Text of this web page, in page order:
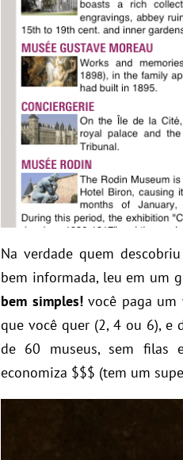
Na verdade quem
bem informada, leu em um
bem simples!você paga um
que você quer (2, 4 ou 6), e
de 60 museus, sem filas
economiza $$$ (tem um